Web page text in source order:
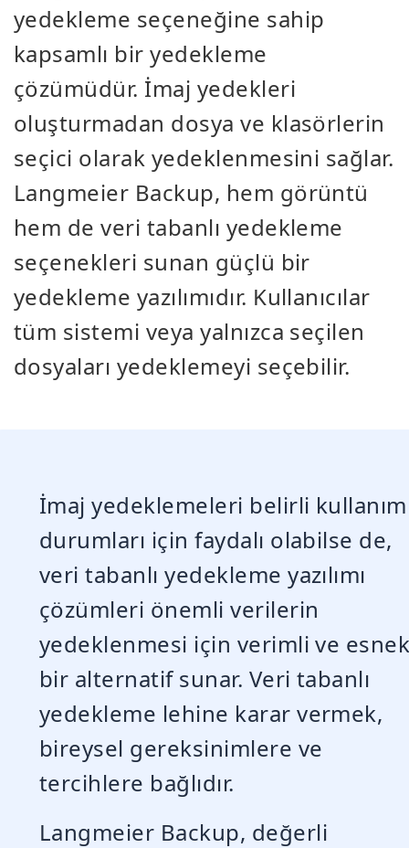
yedekleme seçeneğine sahip
kapsamlı bir yedekleme
çözümüdür. İmaj yedekleri
oluşturmadan dosya ve klasörlerin
seçici olarak yedeklenmesini sağlar.
Langmeier Backup, hem görüntü
hem de veri tabanlı yedekleme
seçenekleri sunan güçlü bir
yedekleme yazılımıdır. Kullanıcılar
tüm sistemi veya yalnızca seçilen
dosyaları yedeklemeyi seçebilir.
İmaj yedeklemeleri belirli kullanım
durumları için faydalı olabilse de,
veri tabanlı yedekleme yazılımı
çözümleri önemli verilerin
yedeklenmesi için verimli ve
bir alternatif sunar. Veri tabanlı
yedekleme lehine karar vermek,
bireysel gereksinimlere ve
tercihlere bağlıdır.
Langmeier Backup, değerli